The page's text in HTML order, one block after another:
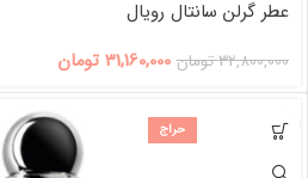
عطر گرلن سانتال رویال
32,800,000تومان 31,160,000 تومان
حراج